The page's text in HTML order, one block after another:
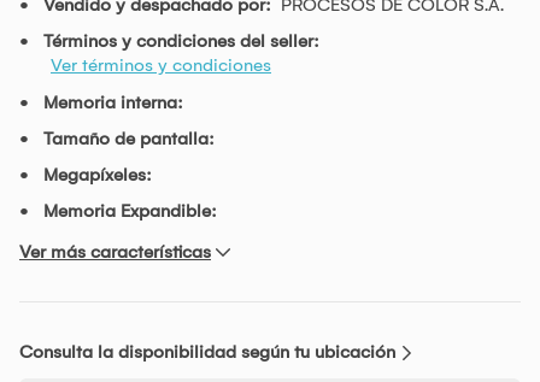
Vendido y despachado por: PROCESOS DE COLOR S.A.
Términos y condiciones del seller:
Ver términos y condiciones
Memoria interna:
Tamaño de pantalla:
Megapíxeles:
Memoria Expandible:
Ver más características
Consulta la disponibilidad según tu ubicación